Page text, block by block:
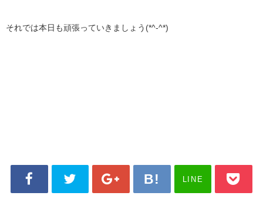
それでは本日も頑張っていきましょう(*^-^*)
LINE